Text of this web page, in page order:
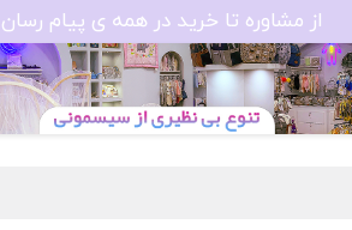
از مشاوره تا خرید در همه ی پیام